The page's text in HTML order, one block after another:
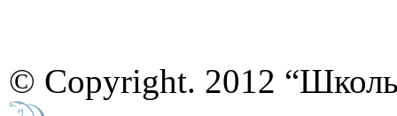
© Copyright. 2012